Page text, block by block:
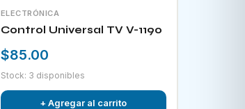
ELECTRÓNICA
Control Universal TV V-1190
$85.00
Stock: 3 disponibles
+ Agregar al carrito